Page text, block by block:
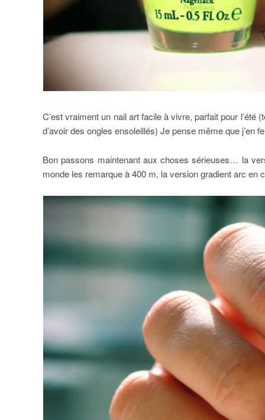
C’est vraiment un nail art facile à vivre, parfait pour
d’avoir des ongles ensoleillés) Je pense même que j’en
Bon passons maintenant aux choses sérieuses… la
monde les remarque à 400 m, la version gradient arc en